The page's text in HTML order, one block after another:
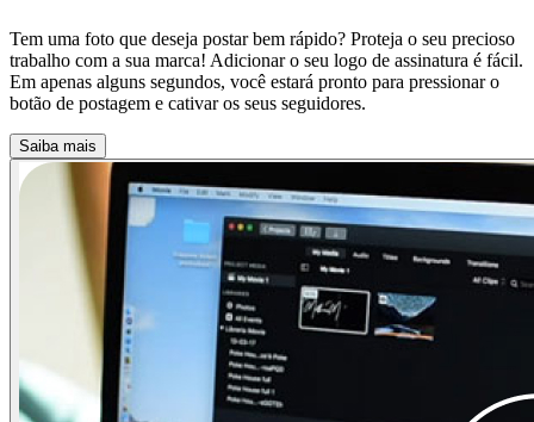
Tem uma foto que deseja postar bem rápido? Proteja o seu precioso
trabalho com a sua marca! Adicionar o seu logo de assinatura é fácil.
Em apenas alguns segundos, você estará pronto para pressionar o
botão de postagem e cativar os seus seguidores.
Saiba mais